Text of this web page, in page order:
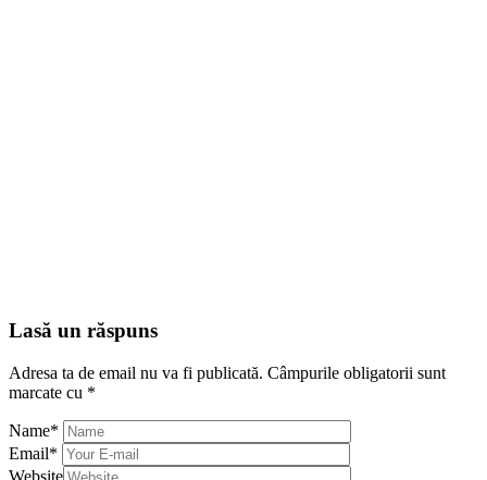
Lasă un răspuns
Adresa ta de email nu va fi publicată. Câmpurile obligatorii sunt
marcate cu *
Name*
Email*